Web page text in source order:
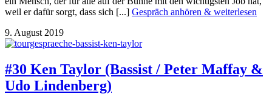
weil er dafür sorgt, dass sich [...] Gespräch anhören & weiterlesen
9. August 2019
#30 Ken Taylor (Bassist / Peter Maffay &
Udo Lindenberg)